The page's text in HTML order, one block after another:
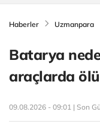
Haberler Uzmanpara
Batarya
araçlarda
09.08.2026 - 09:01 | Son